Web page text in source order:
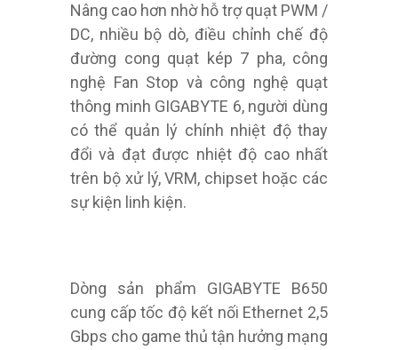
Nâng cao hơn nhờ hỗ trợ quạt PWM /
DC, nhiều bộ dò, điều chỉnh chế độ
đường cong quạt kép 7 pha, công
nghệ Fan Stop và công nghệ quạt
thông minh GIGABYTE 6, người dùng
có thể quản lý chính nhiệt độ thay
đổi và đạt được nhiệt độ cao nhất
trên bộ xử lý, VRM, chipset hoặc các
sự kiện linh kiện.
Dòng sản phẩm GIGABYTE B650
cung cấp tốc độ kết nối Ethernet 2,5
Gbps cho game thủ tận hưởng mạng